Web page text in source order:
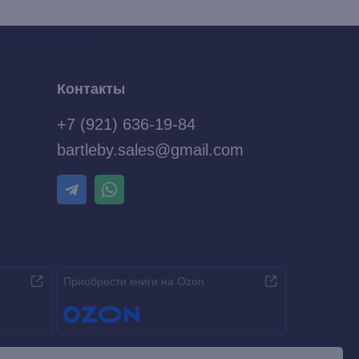
Контакты
+7 (921) 636-19-84
bartleby.sales@gmail.com
Приобрести книги на Ozon